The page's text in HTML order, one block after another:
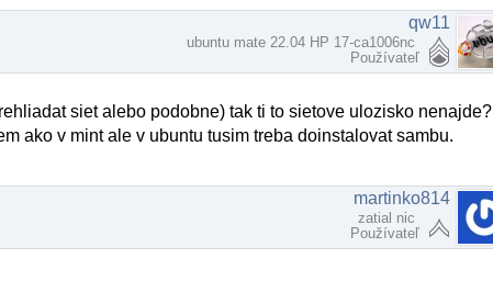
qw11
ubuntu mate 22.04 HP 17-ca1006nc
Používateľ
siet alebo podobne) tak ti to sietove ulozisko nenajde?
ako v mint ale v ubuntu tusim treba doinstalovat sambu.
martinko814
zatial nic
Používateľ